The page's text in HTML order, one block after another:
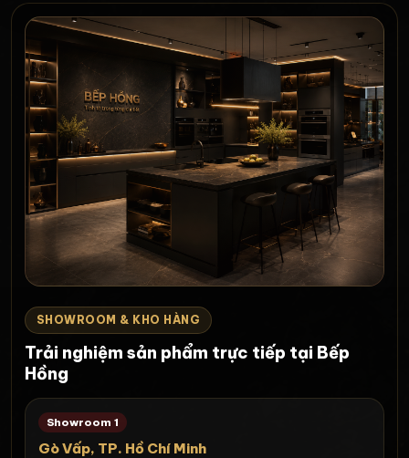
SHOWROOM & KHO HÀNG
Trải nghiệm sản phẩm trực tiếp tại Bếp
Hồng
Showroom 1
Gò Vấp, TP. Hồ Chí Minh